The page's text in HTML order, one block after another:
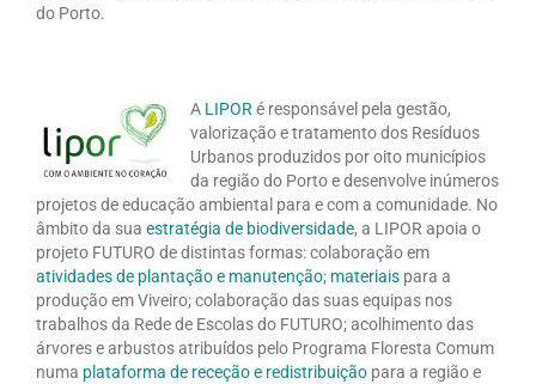
do Porto.
A LIPOR é responsável pela gestão,
valorização e tratamento dos Resíduos
Urbanos produzidos por oito municípios
da região do Porto e desenvolve inúmeros
projetos de educação ambiental para e com a comunidade. No
âmbito da sua estratégia de biodiversidade, a LIPOR apoia o
projeto FUTURO de distintas formas: colaboração em
atividades de plantação e manutenção; materiais para a
produção em Viveiro; colaboração das suas equipas nos
trabalhos da Rede de Escolas do FUTURO; acolhimento das
árvores e arbustos atribuídos pelo Programa Floresta Comum
numa plataforma de receção e redistribuição para a região e